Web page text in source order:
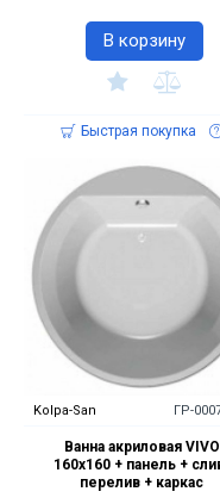
В корзину
Быстрая покупка
Kolpa-San ГР-
Ванна акриловая VIVO
160х160 + панель +
перелив + каркас